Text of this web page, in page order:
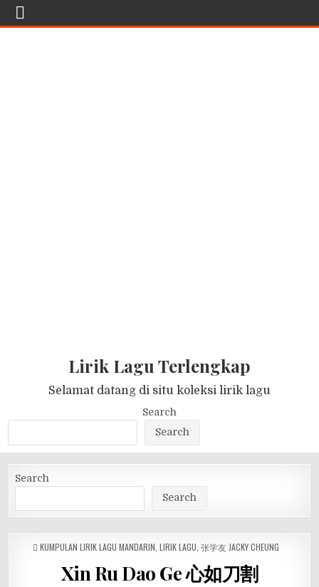
Lirik Lagu Terlengkap
Selamat datang di situ koleksi lirik lagu
Search
Search
Search
Search
POSTED
KUMPULAN LIRIK LAGU MANDARIN LIRIK LAGU 张学友 JACKY CHEUNG
Xin Ru Dao Ge 心如刀割